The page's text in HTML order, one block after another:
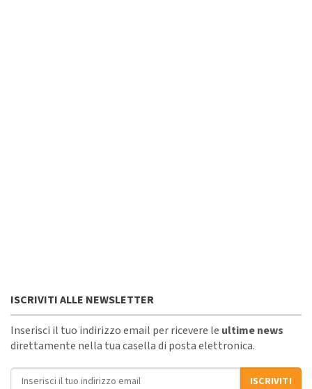
ISCRIVITI ALLE NEWSLETTER
Inserisci il tuo indirizzo email per ricevere le ultime news
direttamente nella tua casella di posta elettronica.
Indirizzo email
ISCRIVITI